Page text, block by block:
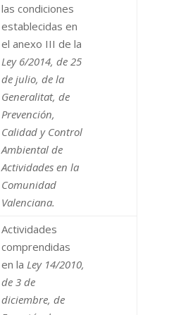
las condiciones
establecidas en
el anexo III de la
Ley 6/2014, de 25
de julio, de la
Generalitat, de
Prevención,
Calidad y Control
Ambiental de
Actividades en la
Comunidad
Valenciana.
Actividades
comprendidas
en la Ley 14/2010,
de 3 de
diciembre, de